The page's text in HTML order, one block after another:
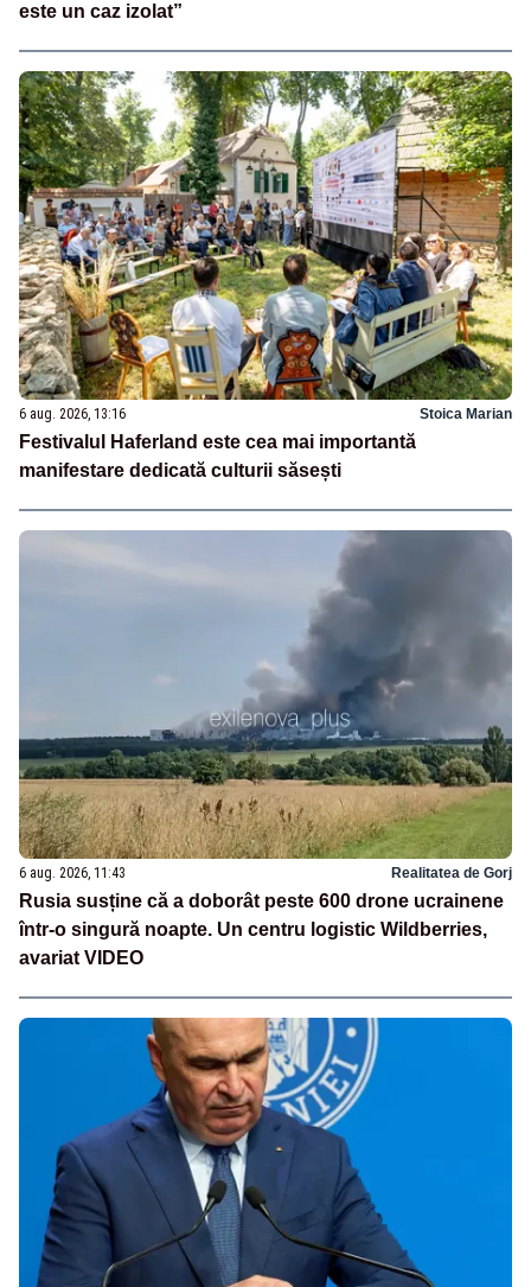
este un caz izolat”
6 aug. 2026, 13:16 Stoica Marian
Festivalul Haferland este cea mai importantă
manifestare dedicată culturii săsești
6 aug. 2026, 11:43 Realitatea de Gorj
Rusia susține că a doborât peste 600 drone ucrainene
într-o singură noapte. Un centru logistic Wildberries,
avariat VIDEO